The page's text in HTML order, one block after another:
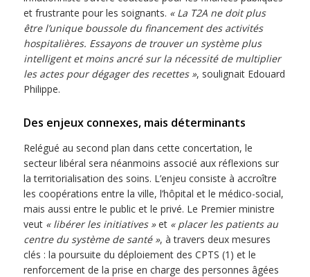
et frustrante pour les soignants. « La T2A ne doit plus
être l’unique boussole du financement des activités
hospitalières. Essayons de trouver un système plus
intelligent et moins ancré sur la nécessité de multiplier
les actes pour dégager des recettes », soulignait Edouard
Philippe.
Des enjeux connexes, mais déterminants
Relégué au second plan dans cette concertation, le
secteur libéral sera néanmoins associé aux réflexions sur
la territorialisation des soins. L’enjeu consiste à accroître
les coopérations entre la ville, l’hôpital et le médico-social,
mais aussi entre le public et le privé. Le Premier ministre
veut « libérer les initiatives »et « placer les patients au
centre du système de santé », à travers deux mesures
clés : la poursuite du déploiement des CPTS (1) et le
renforcement de la prise en charge des personnes âgées